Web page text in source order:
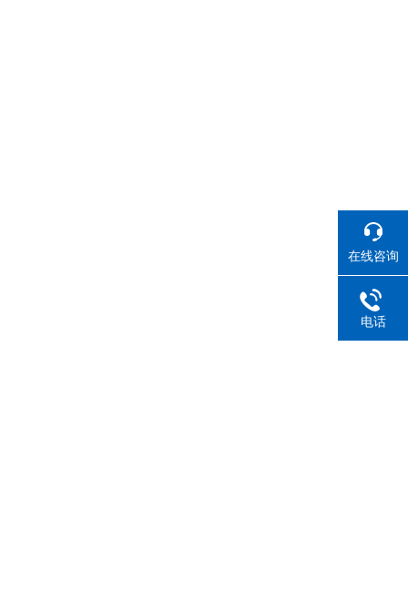
在线咨询
电话